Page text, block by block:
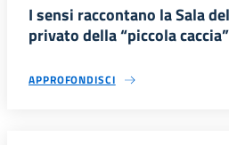
I sensi raccontano la Sala
privato della “piccola caccia”
APPROFONDISCI